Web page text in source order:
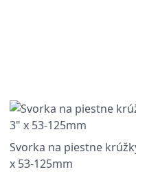
Svorka na piestne krúžky
x 53-125mm